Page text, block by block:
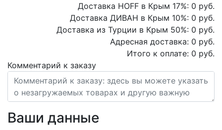
Доставка HOFF в Крым 17%: 0 руб.
Доставка ДИВАН в Крым 10%: 0 руб.
Доставка из Турции в Крым 50%: 0 руб.
Адресная доставка: 0 руб.
Итого к оплате: 0 руб.
Комментарий к заказу
Ваши данные